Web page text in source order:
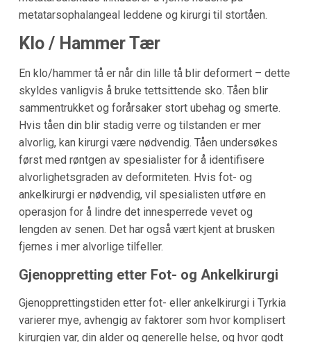
metatarsophalangeal leddene og kirurgi til stortåen.
Klo / Hammer Tær
En klo/hammer tå er når din lille tå blir deformert – dette
skyldes vanligvis å bruke tettsittende sko. Tåen blir
sammentrukket og forårsaker stort ubehag og smerte.
Hvis tåen din blir stadig verre og tilstanden er mer
alvorlig, kan kirurgi være nødvendig. Tåen undersøkes
først med røntgen av spesialister for å identifisere
alvorlighetsgraden av deformiteten. Hvis fot- og
ankelkirurgi er nødvendig, vil spesialisten utføre en
operasjon for å lindre det innesperrede vevet og
lengden av senen. Det har også vært kjent at brusken
fjernes i mer alvorlige tilfeller.
Gjenoppretting etter Fot- og Ankelkirurgi
Gjenopprettingstiden etter fot- eller ankelkirurgi i Tyrkia
varierer mye, avhengig av faktorer som hvor komplisert
kirurgien var, din alder og generelle helse, og hvor godt